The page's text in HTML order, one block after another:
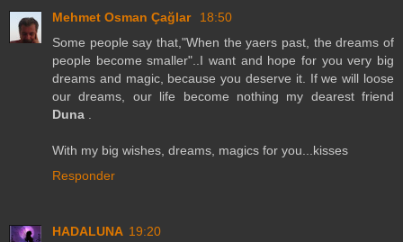
Mehmet Osman Çağlar
18:50
Some people say that,"When the yaers past, the dreams of
people become smaller"..I want and hope for you very big
dreams and magic, because you deserve it. If we will loose
our dreams, our life become nothing my dearest friend
Duna
With my big wishes, dreams, magics for you...kisses
Responder
HADALUNA 19:20